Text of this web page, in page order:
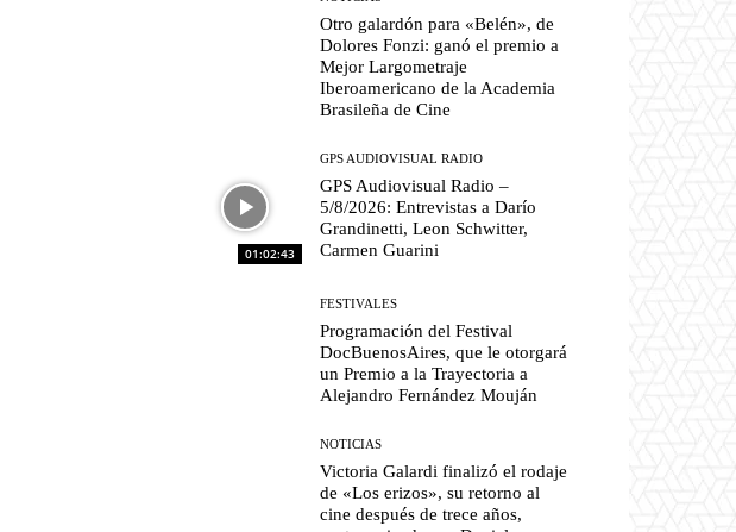
Otro galardón para «Belén», de
Dolores Fonzi: ganó el premio a
Mejor Largometraje
Iberoamericano de la Academia
Brasileña de Cine
01:02:43
GPS AUDIOVISUAL RADIO
GPS Audiovisual Radio –
5/8/2026: Entrevistas a Darío
Grandinetti, Leon Schwitter,
Carmen Guarini
FESTIVALES
Programación del Festival
DocBuenosAires, que le otorgará
un Premio a la Trayectoria a
Alejandro Fernández Mouján
NOTICIAS
Victoria Galardi finalizó el rodaje
de «Los erizos», su retorno al
cine después de trece años,